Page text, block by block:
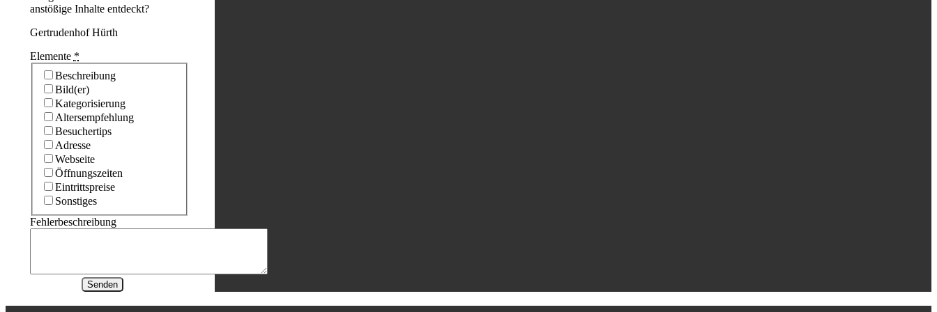
anstößige Inhalte entdeckt?
Gertrudenhof Hürth
Elemente *
Beschreibung
Bild(er)
Kategorisierung
Altersempfehlung
Besuchertips
Adresse
Webseite
Öffnungszeiten
Eintrittspreise
Sonstiges
Fehlerbeschreibung
Senden